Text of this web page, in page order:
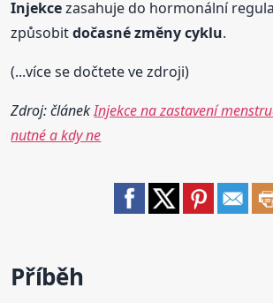
Injekcezasahuje do hormonální
způsobitdočasné změny cyklu.
(...více se dočtete ve zdroji)
Zdroj: článekInjekce na zastavení
nutné a kdy ne
Příběh